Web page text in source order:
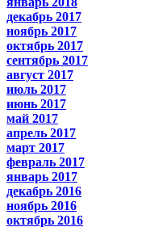
декабрь 2017
ноябрь 2017
октябрь 2017
сентябрь 2017
август 2017
июль 2017
июнь 2017
май 2017
апрель 2017
март 2017
февраль 2017
январь 2017
декабрь 2016
ноябрь 2016
октябрь 2016